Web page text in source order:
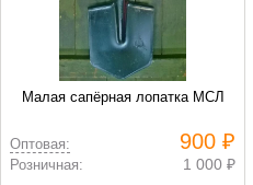
Малая сапёрная лопатка МСЛ
Оптовая: 900 ₽
Розничная: 1 000 ₽